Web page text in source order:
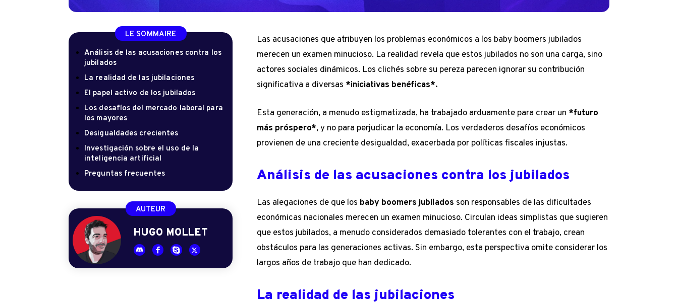
LE SOMMAIRE
Análisis de las acusaciones contra los
jubilados
La realidad de las jubilaciones
El papel activo de los jubilados
Los desafíos del mercado laboral para
los mayores
Desigualdades crecientes
Investigación sobre el uso de la
inteligencia artificial
Preguntas frecuentes
AUTEUR
HUGO MOLLET
Las acusaciones que atribuyen los problemas económicos a los baby boomers jubilados
merecen un examen minucioso. La realidad revela que estos jubilados no son una carga, sino
actores sociales dinámicos. Los clichés sobre su pereza parecen ignorar su contribución
significativa a diversas *iniciativas benéficas*.
Esta generación, a menudo estigmatizada, ha trabajado arduamente para crear un *futuro
más próspero*, y no para perjudicar la economía. Los verdaderos desafíos económicos
provienen de una creciente desigualdad, exacerbada por políticas fiscales injustas.
Análisis de las acusaciones contra los jubilados
Las alegaciones de que los baby boomers jubilados son responsables de las dificultades
económicas nacionales merecen un examen minucioso. Circulan ideas simplistas que sugieren
que estos jubilados, a menudo considerados demasiado tolerantes con el trabajo, crean
obstáculos para las generaciones activas. Sin embargo, esta perspectiva omite considerar los
largos años de trabajo que han dedicado.
La realidad de las jubilaciones